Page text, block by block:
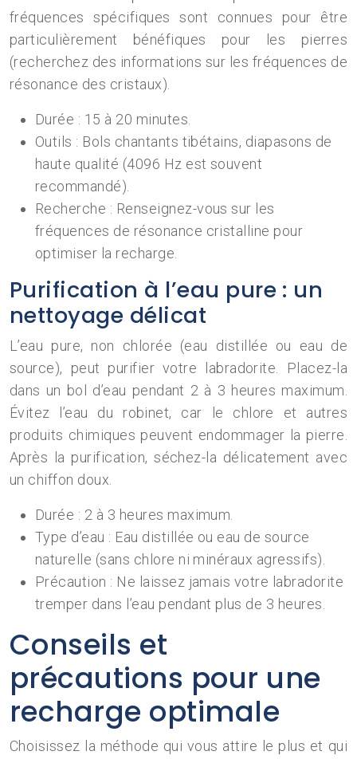
fréquences spécifiques sont connues pour être
particulièrement bénéfiques pour les pierres
(recherchez des informations sur les fréquences de
résonance des cristaux).
Durée : 15 à 20 minutes.
Outils : Bols chantants tibétains, diapasons de
haute qualité (4096 Hz est souvent
recommandé).
Recherche : Renseignez-vous sur les
fréquences de résonance cristalline pour
optimiser la recharge.
Purification à l’eau pure : un
nettoyage délicat
L’eau pure, non chlorée (eau distillée ou eau de
source), peut purifier votre labradorite. Placez-la
dans un bol d’eau pendant 2 à 3 heures maximum.
Évitez l’eau du robinet, car le chlore et autres
produits chimiques peuvent endommager la pierre.
Après la purification, séchez-la délicatement avec
un chiffon doux.
Durée : 2 à 3 heures maximum.
Type d’eau : Eau distillée ou eau de source
naturelle (sans chlore ni minéraux agressifs).
Précaution : Ne laissez jamais votre labradorite
tremper dans l’eau pendant plus de 3 heures.
Conseils et
précautions pour une
recharge optimale
Choisissez la méthode qui vous attire le plus et qui